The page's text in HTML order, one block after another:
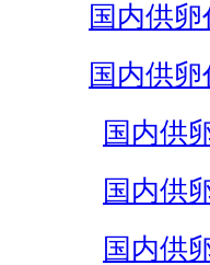
国内供
国内供
国内供
国内供
国内供